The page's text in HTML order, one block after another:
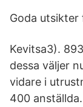
Goda utsikter
Kevitsa3).
dessa väljer
vidare i
400